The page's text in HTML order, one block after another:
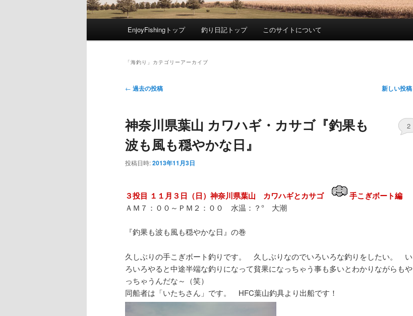
メ
ン
テ
ツ
へ
移
動
サ
テ
ン
へ
移
動
EnjoyFishingトップ 釣り日記トップ このサイトについて
「海釣り 」カテゴリーアーカイブ
投
ビ
ゲ
ー
シ
← 過去の投稿 新しい投稿
神奈川県葉山 カワハギ・カサゴ『釣果も
波も風も穏やかな日』
投稿日時:2013年11月3日
2
３投目 １１月３日（日）神奈川県葉山 カワハギとカサゴ 手こぎボート編
ＡＭ７：００～ＰＭ２：００ 水温：？° 大潮
『釣果も波も風も穏やかな日』の巻
久しぶりの手こぎボート釣りです。 久しぶりなのでいろいろな釣りをしたい。 い
ろいろやると中途半端な釣りになって貧果になっちゃう事も多いとわかりながらもや
っちゃうんだな～（笑）
同船者は「いたちさん」です。 HFC葉山釣具より出船です！